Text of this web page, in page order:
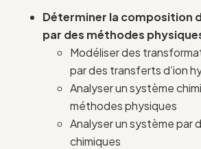
Déterminer la composition
par des méthodes
Modéliser des
par des transferts d’ion
Analyser un système
méthodes physiques
Analyser un système par
chimiques